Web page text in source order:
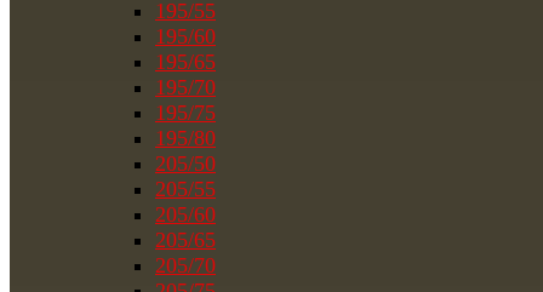
195/55
195/60
195/65
195/70
195/75
195/80
205/50
205/55
205/60
205/65
205/70